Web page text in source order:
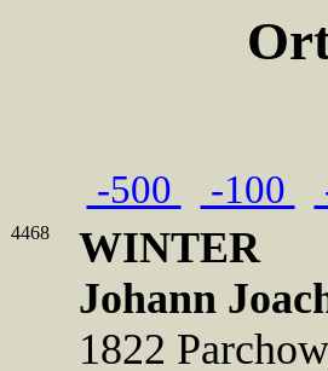
-500 -100
4468
WINTER
Johann
1822